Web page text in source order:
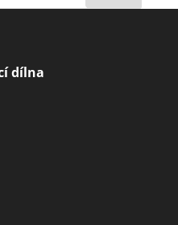
dílna